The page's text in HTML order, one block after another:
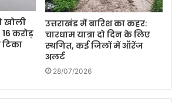
खोली
16 करोड़
टिका
उत्तराखंड में बारिश का कहर:
चारधाम यात्रा दो दिन के लिए
स्थगित, कई जिलों में ऑरेंज
अलर्ट
28/07/2026